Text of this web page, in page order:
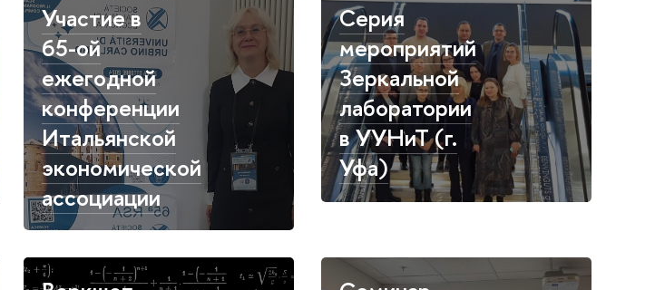
Участие в
65-ой
ежегодной
конференции
Итальянской
экономической
ассоциации
Серия
мероприятий
Зеркальной
лаборатории
в УУНиТ (г.
Уфа)